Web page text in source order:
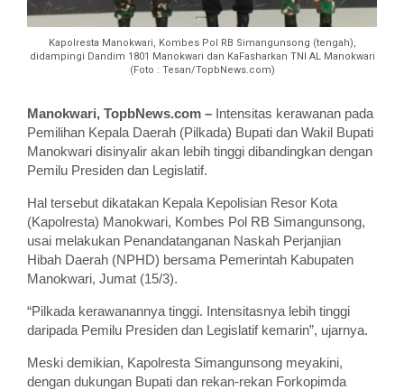
Kapolresta Manokwari, Kombes Pol RB Simangunsong (tengah),
didampingi Dandim 1801 Manokwari dan KaFasharkan TNI AL Manokwari
(Foto : Tesan/TopbNews.com)
Manokwari, TopbNews.com – Intensitas kerawanan pada
Pemilihan Kepala Daerah (Pilkada) Bupati dan Wakil Bupati
Manokwari disinyalir akan lebih tinggi dibandingkan dengan
Pemilu Presiden dan Legislatif.
Hal tersebut dikatakan Kepala Kepolisian Resor Kota
(Kapolresta) Manokwari, Kombes Pol RB Simangunsong,
usai melakukan Penandatanganan Naskah Perjanjian
Hibah Daerah (NPHD) bersama Pemerintah Kabupaten
Manokwari, Jumat (15/3).
“Pilkada kerawanannya tinggi. Intensitasnya lebih tinggi
daripada Pemilu Presiden dan Legislatif kemarin”, ujarnya.
Meski demikian, Kapolresta Simangunsong meyakini,
dengan dukungan Bupati dan rekan-rekan Forkopimda